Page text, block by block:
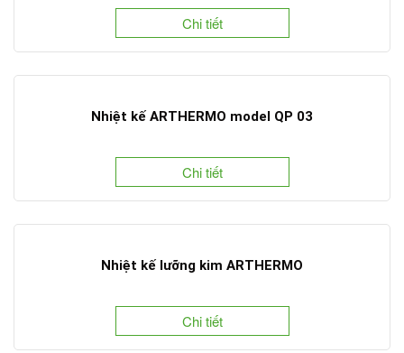
Chi tiết
Nhiệt kế ARTHERMO model QP 03
Chi tiết
Nhiệt kế lưỡng kim ARTHERMO
Chi tiết